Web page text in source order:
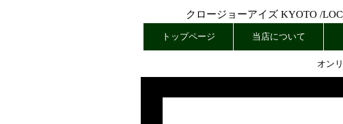
クロージョーアイズ KYOTO /
トップページ 当店について
オン